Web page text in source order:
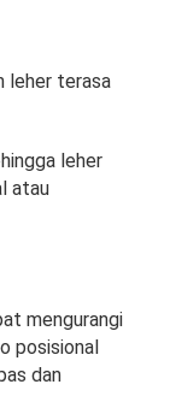
leher terasa
leher
atau
mengurangi
posisional
dan